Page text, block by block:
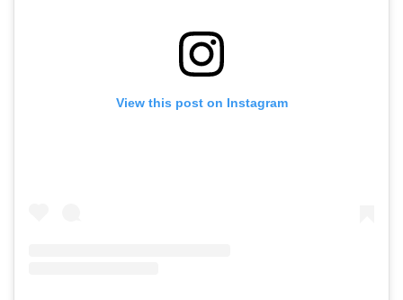
View this post on Instagram